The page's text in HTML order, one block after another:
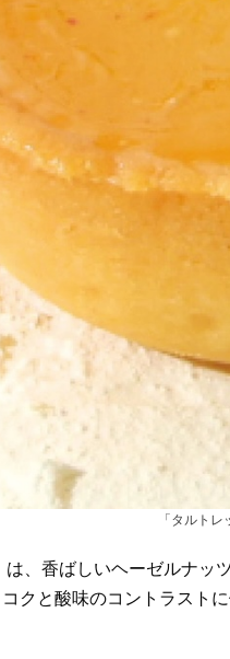
「タルト
は、香ばしいヘーゼルナ
クと酸味のコントラスト